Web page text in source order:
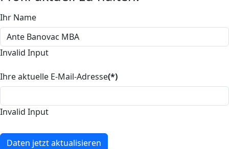
Ihr Name
Invalid Input
Ihre aktuelle E-Mail-Adresse(*)
Invalid Input
Daten jetzt aktualisieren